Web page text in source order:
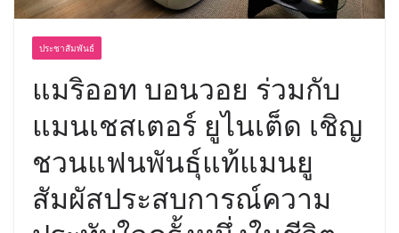
ประชาสัมพันธ์
แมริออท บอนวอย ร่วมกับ
แมนเชสเตอร์ ยูไนเต็ด เชิญ
ชวนแฟนพันธุ์แท้แมนยู
สัมผัสประสบการณ์ความ